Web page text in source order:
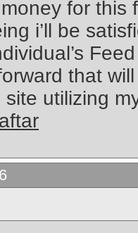
for this
i’ll be
that
utilizing